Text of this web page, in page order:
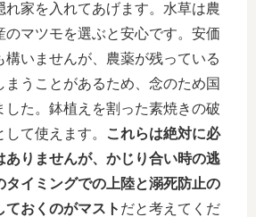
れ家を入れてあげます。水草は農
のマツモを選ぶと安心です。安価
構いませんが、農薬が残っている
まうことがあるため、念のため国
した。鉢植えを割った素焼きの破
て使えます。
これらは絶対に必
ありませんが、かじり合い時の逃
タイミングでの上陸と溺死防止の
ておくのがマスト だと考えてくだ